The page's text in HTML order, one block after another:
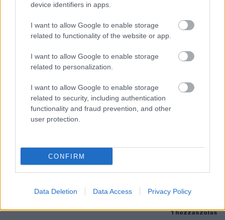
device identifiers in apps.
I want to allow Google to enable storage
related to functionality of the website or app.
I want to allow Google to enable storage
related to personalization.
I want to allow Google to enable storage
related to security, including authentication
functionality and fraud prevention, and other
user protection.
CONFIRM
Data Deletion Data Access Privacy Policy
MÉRKŐZÉSE
Az energiaellátás tehermentesítése érdekében másfél órával
kezdését.
1 hozzászólás